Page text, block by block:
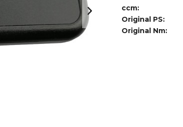
ccm:
Original PS:
Original Nm: